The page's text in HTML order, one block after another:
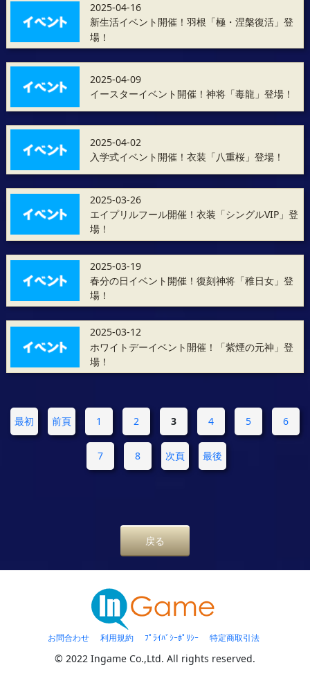
2025-04-16
新生活イベント開催！羽根「極・涅槃復活」登
場！
2025-04-09
イースターイベント開催！神将「毒龍」登場！
2025-04-02
入学式イベント開催！衣装「八重桜」登場！
2025-03-26
エイプリルフール開催！衣装「シングルVIP」登
場！
2025-03-19
春分の日イベント開催！復刻神将「稚日女」登
場！
2025-03-12
ホワイトデーイベント開催！「紫煙の元神」登
場！
最初 前頁 1 2 3 4 5 6
7 8 次頁 最後
戻る
お問合わせ 利用規約 ﾌﾟﾗｲﾊﾞｼｰﾎﾟﾘｼｰ 特定商取引法
© 2022 Ingame Co.,Ltd. All rights reserved.